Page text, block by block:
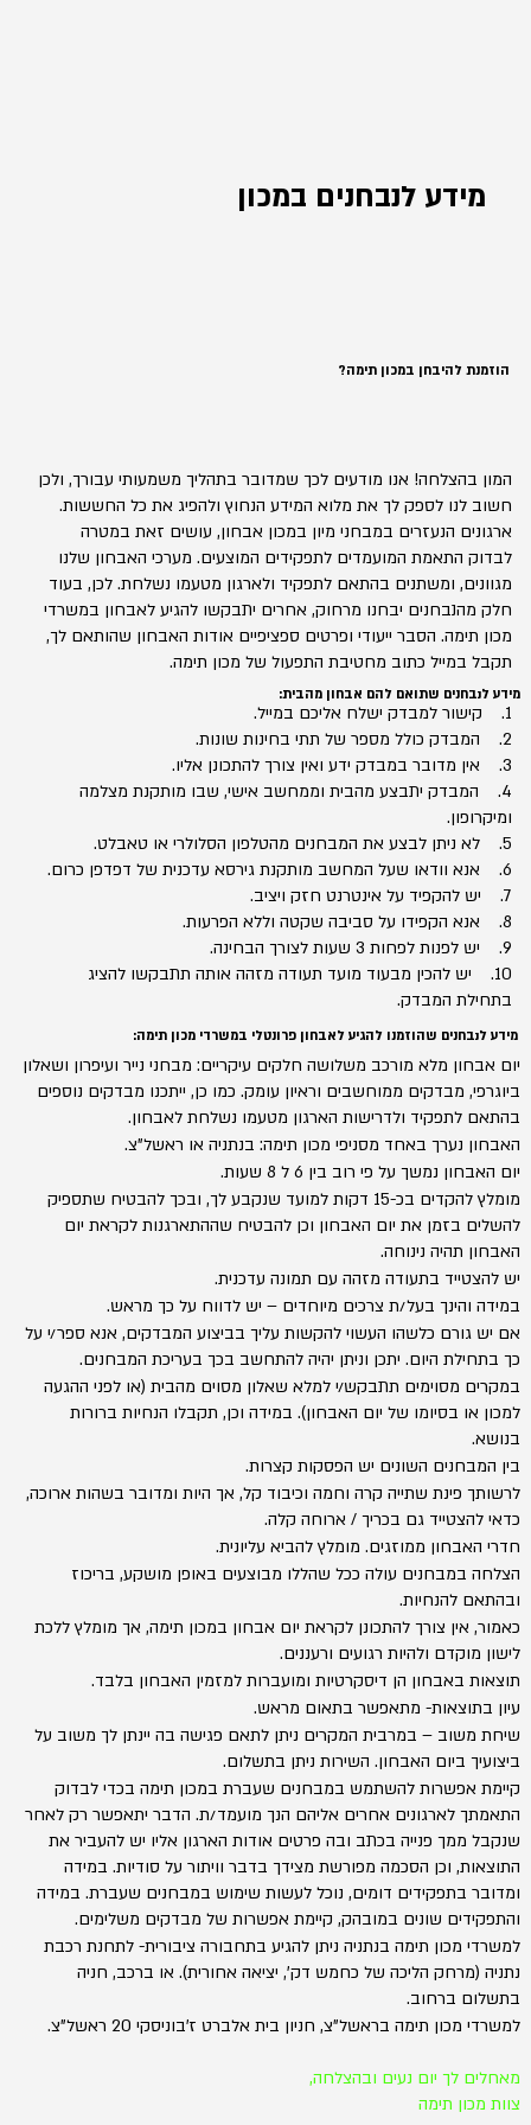
מידע לנבחנים במכון
הוזמנת להיבחן במכון תימה?
המון בהצלחה! אנו מודעים לכך שמדובר בתהליך משמעותי עבורך, ולכן
חשוב לנו לספק לך את מלוא המידע הנחוץ ולהפיג את כל החששות.
ארגונים הנעזרים במבחני מיון במכון אבחון, עושים זאת במטרה
לבדוק התאמת המועמדים לתפקידים המוצעים. מערכי האבחון שלנו
מגוונים, ומשתנים בהתאם לתפקיד ולארגון מטעמו נשלחת. לכן, בעוד
חלק מהנבחנים יבחנו מרחוק, אחרים יתבקשו להגיע לאבחון במשרדי
מכון תימה. הסבר ייעודי ופרטים ספציפיים אודות האבחון שהותאם לך,
תקבל במייל כתוב מחטיבת התפעול של מכון תימה.
מידע לנבחנים שתואם להם אבחון מהבית:
1. קישור למבדק ישלח אליכם במייל.
2. המבדק כולל מספר של תתי בחינות שונות.
3. אין מדובר במבדק ידע ואין צורך להתכונן אליו.
4. המבדק יתבצע מהבית וממחשב אישי, שבו מותקנת מצלמה
ומיקרופון.
5. לא ניתן לבצע את המבחנים מהטלפון הסלולרי או טאבלט.
6. אנא וודאו שעל המחשב מותקנת גירסא עדכנית של דפדפן כרום.
7. יש להקפיד על אינטרנט חזק ויציב.
8. אנא הקפידו על סביבה שקטה וללא הפרעות.
9. יש לפנות לפחות 3 שעות לצורך הבחינה.
10. יש להכין מבעוד מועד תעודה מזהה אותה תתבקשו להציג
בתחילת המבדק.
יום אבחון מלא מורכב משלושה חלקים עיקריים: מבחני נייר ועיפרון ושאלון
ביוגרפי, מבדקים ממוחשבים וראיון עומק. כמו כן, ייתכנו מבדקים נוספים
בהתאם לתפקיד ולדרישות הארגון מטעמו נשלחת לאבחון.
האבחון נערך באחד מסניפי מכון תימה: בנתניה או ראשל"צ.
יום האבחון נמשך על פי רוב בין 6 ל 8 שעות.
מומלץ להקדים בכ-15 דקות למועד שנקבע לך, ובכך להבטיח שתספיק
להשלים בזמן את יום האבחון וכן להבטיח שההתארגנות לקראת יום
האבחון תהיה נינוחה.
יש להצטייד בתעודה מזהה עם תמונה עדכנית.
במידה והינך בעל/ת צרכים מיוחדים – יש לדווח על כך מראש.
אם יש גורם כלשהו העשוי להקשות עליך בביצוע המבדקים, אנא ספר/י על
כך בתחילת היום. יתכן וניתן יהיה להתחשב בכך בעריכת המבחנים.
במקרים מסוימים תתבקש/י למלא שאלון מסוים מהבית (או לפני ההגעה
למכון או בסיומו של יום האבחון). במידה וכן, תקבלו הנחיות ברורות
בנושא.
בין המבחנים השונים יש הפסקות קצרות.
לרשותך פינת שתייה קרה וחמה וכיבוד קל, אך היות ומדובר בשהות ארוכה,
כדאי להצטייד גם בכריך / ארוחה קלה.
חדרי האבחון ממוזגים. מומלץ להביא עליונית.
הצלחה במבחנים עולה ככל שהללו מבוצעים באופן מושקע, בריכוז
ובהתאם להנחיות.
כאמור, אין צורך להתכונן לקראת יום אבחון במכון תימה, אך מומלץ ללכת
לישון מוקדם ולהיות רגועים ורעננים.
תוצאות באבחון הן דיסקרטיות ומועברות למזמין האבחון בלבד.
עיון בתוצאות- מתאפשר בתאום מראש.
שיחת משוב – במרבית המקרים ניתן לתאם פגישה בה יינתן לך משוב על
ביצועיך ביום האבחון. השירות ניתן בתשלום.
קיימת אפשרות להשתמש במבחנים שעברת במכון תימה בכדי לבדוק
התאמתך לארגונים אחרים אליהם הנך מועמד/ת. הדבר יתאפשר רק לאחר
שנקבל ממך פנייה בכתב ובה פרטים אודות הארגון אליו יש להעביר את
התוצאות, וכן הסכמה מפורשת מצידך בדבר וויתור על סודיות. במידה
ומדובר בתפקידים דומים, נוכל לעשות שימוש במבחנים שעברת. במידה
והתפקידים שונים במובהק, קיימת אפשרות של מבדקים משלימים.
למשרדי מכון תימה בנתניה ניתן להגיע בתחבורה ציבורית- לתחנת רכבת
נתניה (מרחק הליכה של כחמש דק', יציאה אחורית). או ברכב, חניה
בתשלום ברחוב.
למשרדי מכון תימה בראשל"צ, חניון בית אלברט ז'בוניסקי 20 ראשל"צ.
מאחלים לך יום נעים ובהצלחה,
צוות מכון תימה
מידע לנבחנים שהוזמנו להגיע לאבחון פרונטלי במשרדי מכון תימה: